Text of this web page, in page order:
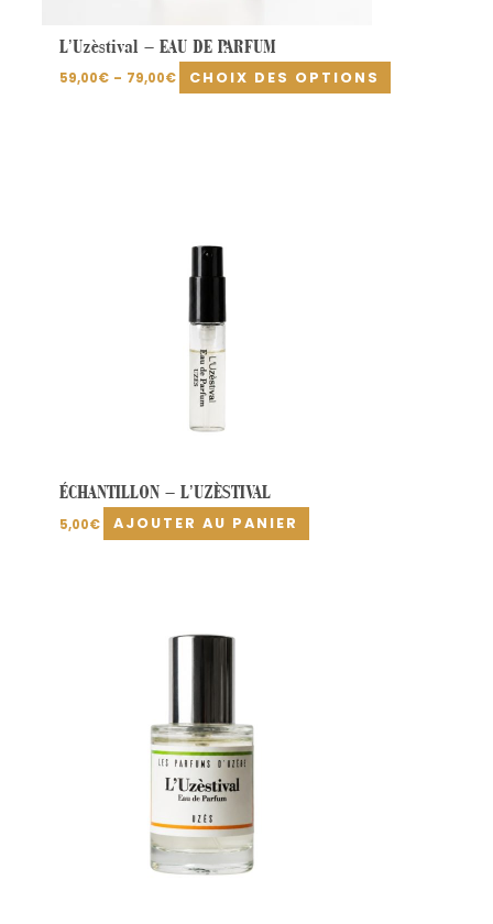
L’Uzèstival – EAU DE PARFUM
59,00€ – 79,00€ CHOIX DES OPTIONS
ÉCHANTILLON – L’UZÈSTIVAL
5,00€ AJOUTER AU PANIER